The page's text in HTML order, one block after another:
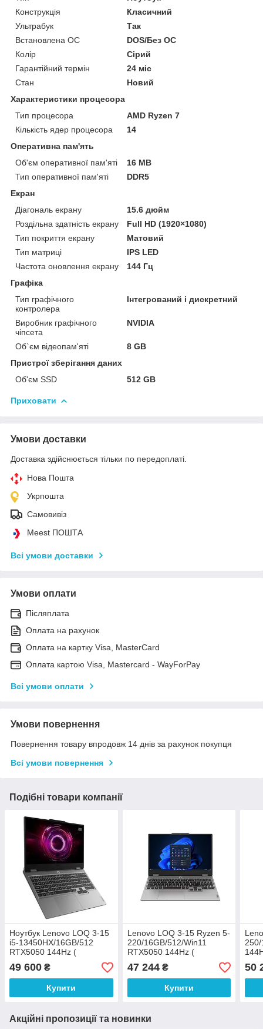
Конструкція
Класичний
Ультрабук
Так
Встановлена ОС
DOS/Без ОС
Колір
Сірий
Гарантійний термін
24 міс
Стан
Новий
Характеристики процесора
Тип процесора
AMD Ryzen 7
Кількість ядер процесора
14
Оперативна пам'ять
Об'єм оперативної пам'яті
16 MB
Тип оперативної пам'яті
DDR5
Екран
Діагональ екрану
15.6 дюйм
Роздільна здатність екрану
Full HD (1920×1080)
Тип покриття екрану
Матовий
Тип матриці
IPS LED
Частота оновлення екрану
144 Гц
Графіка
Тип графічного
контролера
Інтегрований і дискретний
Виробник графічного
чіпсета
NVIDIA
Об`єм відеопам'яті
8 GB
Пристрої зберігання даних
Об'єм SSD
512 GB
Приховати
Умови доставки
Доставка здійснюється тільки по передоплаті.
Нова Пошта
Укрпошта
Самовивіз
Meest ПОШТА
Всі умови доставки
Умови оплати
Післяплата
Оплата на рахунок
Оплата на картку Visa, MasterCard
Оплата картою Visa, Mastercard - WayForPay
Всі умови оплати
Умови повернення
Повернення товару впродовж 14 днів за рахунок покупця
Всі умови повернення
Подібні товари компанії
Ноутбук Lenovo LOQ 3-15
i5-13450HX/16GB/512
RTX5050 144Hz (
49 600 ₴
Купити
Lenovo LOQ 3-15 Ryzen 5-
220/16GB/512/Win11
RTX5050 144Hz (
47 244₴
Купити
50
Акційні пропозиції та новинки